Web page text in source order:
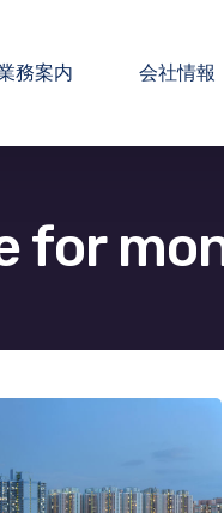
務案内 会社情報
for